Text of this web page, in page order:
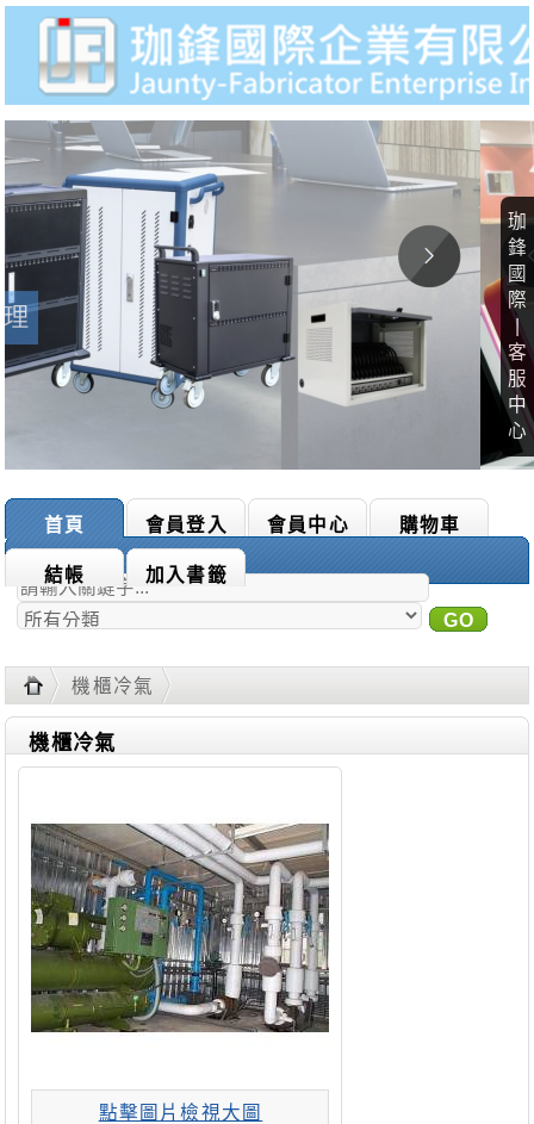
珈
鋒
國
際
|
客
服
中
心
首頁 會員登入 會員中心 購物車
結帳 加入書籤
商品搜尋：
GO
機櫃冷氣
機櫃冷氣
點擊圖片檢視大圖